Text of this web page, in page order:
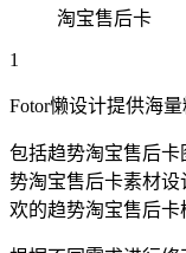
淘宝售后卡
1
Fotor懒设计提供海
包括趋势淘宝售后卡
势淘宝售后卡素材设
欢的趋势淘宝售后卡